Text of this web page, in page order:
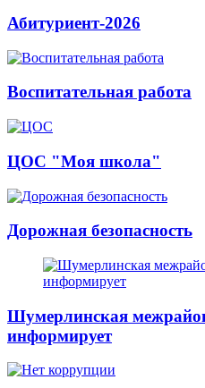
Абитуриент-2026
Воспитательная работа
ЦОС "Моя школа"
Дорожная безопасность
Шумерлинская
информирует